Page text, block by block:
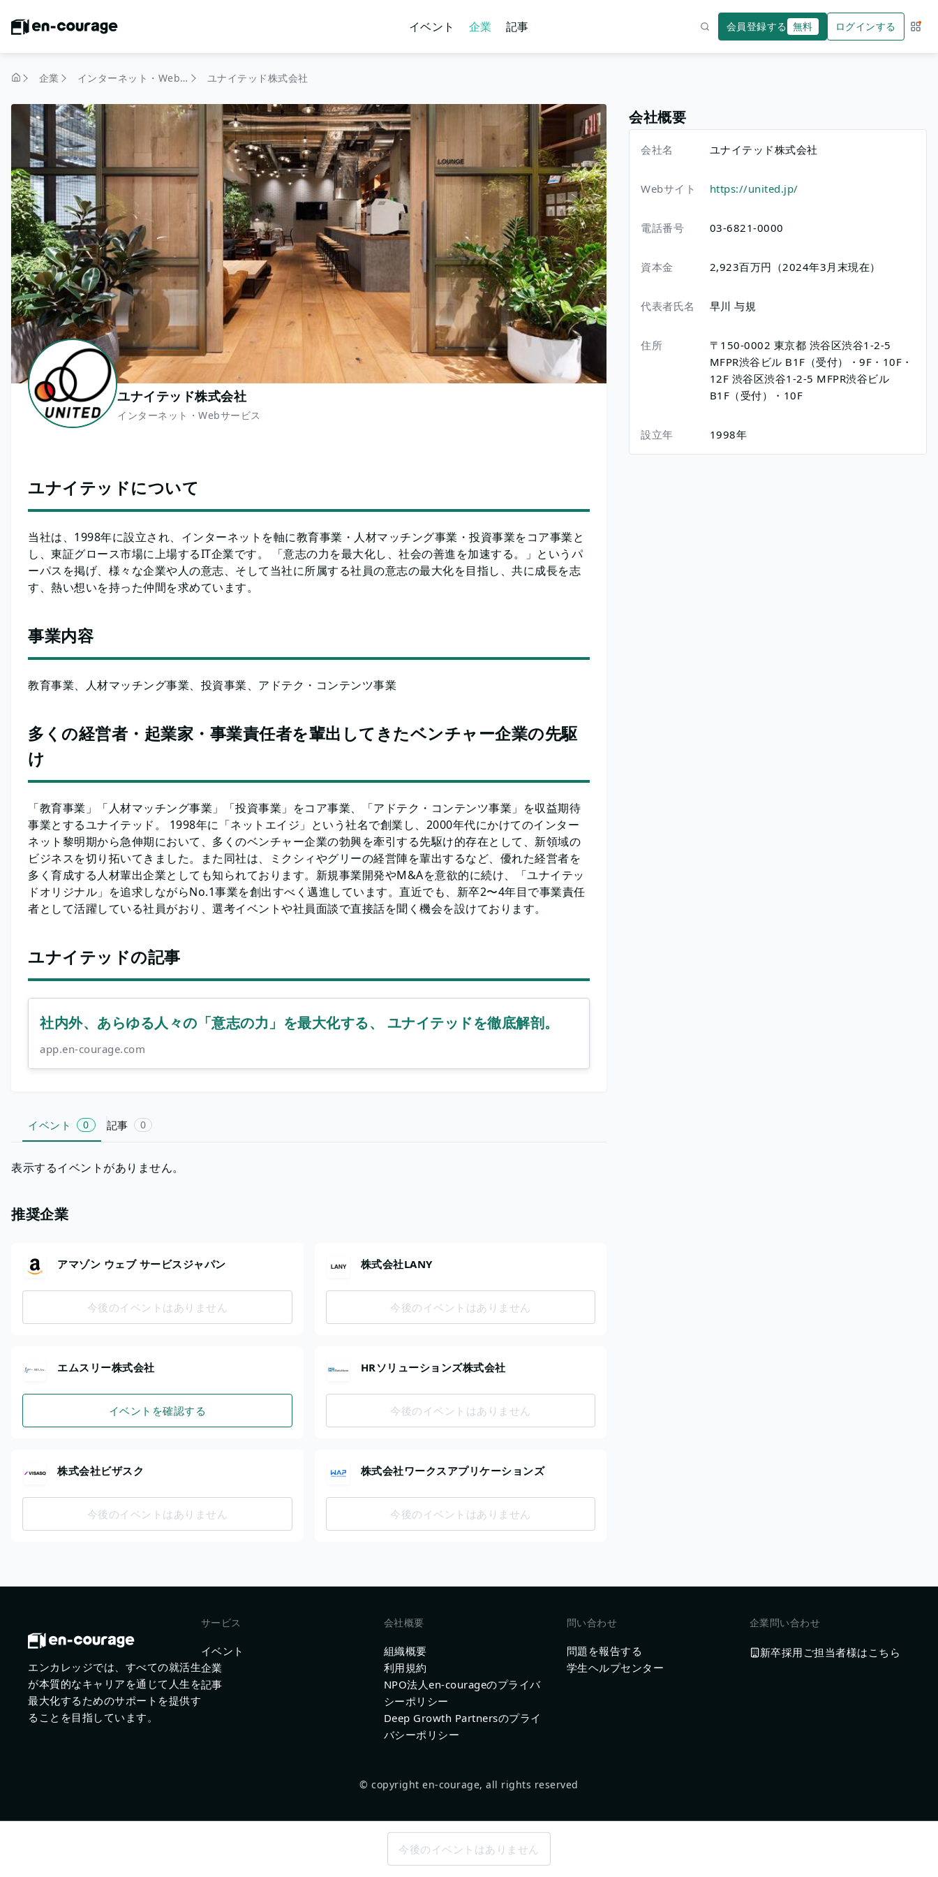
イベント 企業 記事 会員登録する 無料 ログインする サー
企業 インターネット・Webサービス ユナイテッド株式会社
ユナイテッド株式会社
インターネット・Webサービス
ユナイテッドについて
当社は、1998年に設立され、インターネットを軸に教育事業・人材マッチング事業・投資事業をコア事業と
し、東証グロース市場に上場するIT企業です。 「意志の力を最大化し、社会の善進を加速する。」というパ
ーパスを掲げ、様々な企業や人の意志、そして当社に所属する社員の意志の最大化を目指し、共に成長を志
す、熱い想いを持った仲間を求めています。
事業内容
教育事業、人材マッチング事業、投資事業、アドテク・コンテンツ事業
多くの経営者・起業家・事業責任者を輩出してきたベンチャー企業の先駆
け
「教育事業」「人材マッチング事業」「投資事業」をコア事業、「アドテク・コンテンツ事業」を収益期待
事業とするユナイテッド。 1998年に「ネットエイジ」という社名で創業し、2000年代にかけてのインター
ネット黎明期から急伸期において、多くのベンチャー企業の勃興を牽引する先駆け的存在として、新領域の
ビジネスを切り拓いてきました。また同社は、ミクシィやグリーの経営陣を輩出するなど、優れた経営者を
多く育成する人材輩出企業としても知られております。新規事業開発やM&Aを意欲的に続け、「ユナイテッ
ドオリジナル」を追求しながらNo.1事業を創出すべく邁進しています。直近でも、新卒2〜4年目で事業責任
者として活躍している社員がおり、選考イベントや社員面談で直接話を聞く機会を設けております。
ユナイテッドの記事
社内外、あらゆる人々の「意志の力」を最大化する、 ユナイテッドを徹底解剖。
app.en-courage.com
イベント 0 記事 0
表示するイベントがありません。
会社概要
会社名 ユナイテッド株式会社
Webサイト https://united.jp/
電話番号 03-6821-0000
資本金 2,923百万円（2024年3月末現在）
代表者氏名 早川 与規
住所 〒150-0002 東京都 渋谷区渋谷1-2-5
MFPR渋谷ビル B1F（受付）・9F・10F・
12F 渋谷区渋谷1-2-5 MFPR渋谷ビル
B1F（受付）・10F
設立年 1998年
推奨企業
アマゾン ウェブ サービスジャパン
今後のイベントはありません
株式会社LANY
今後のイベントはありません
エムスリー株式会社
イベントを確認する
HRソリューションズ株式会社
今後のイベントはありません
株式会社ビザスク
今後のイベントはありません
株式会社ワークスアプリケーションズ
今後のイベントはありません
エンカレッジでは、すべての就活生
が本質的なキャリアを通じて人生を
最大化するためのサポートを提供す
ることを目指しています。
サービス
イベント
企業
記事
会社概要
組織概要
利用規約
NPO法人en-courageのプライバ
シーポリシー
Deep Growth Partnersのプライ
バシーポリシー
問い合わせ
問題を報告する
学生ヘルプセンター
企業問い合わせ
新卒採用ご担当者様はこちら
© copyright en-courage, all rights reserved
今後のイベントはありません